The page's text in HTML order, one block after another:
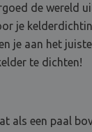
de wereld
je
je aan het
te dichten!
als een paal